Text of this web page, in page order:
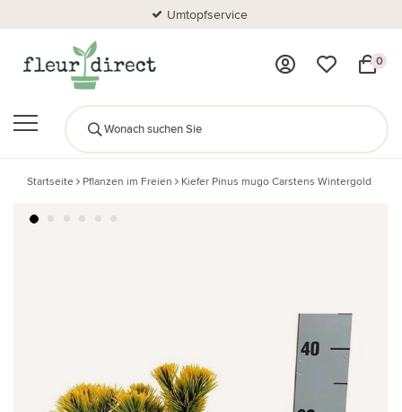
Umtopfservice
0
Startseite Pflanzen im Freien Kiefer Pinus mugo Carstens Wintergold